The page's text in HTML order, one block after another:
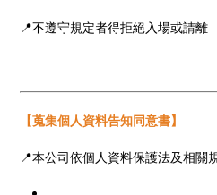
📍不遵守規定者得拒絕入場或請離
【蒐集個人資料告知同意書】
📍本公司依個人資料保護法及相關